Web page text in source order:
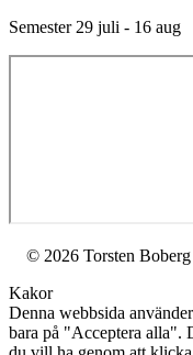
Semester 29 juli - 16 aug
© 2026 Torsten
Kakor
Denna webbsida
bara på "Acceptera alla".